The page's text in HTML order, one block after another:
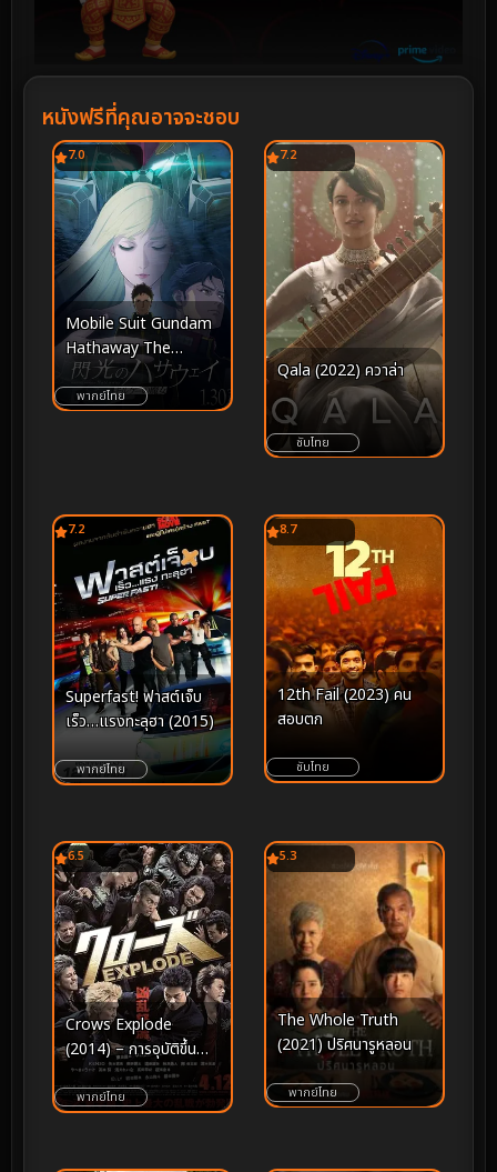
หนังฟรีที่คุณอาจจะชอบ
7.0
Mobile Suit Gundam
Hathaway The
Sorcery of Nymph
Circe (2026) โมบิลสูท
พากย์ไทย
7.2
Qala (2022) ควาล่า
ซับไทย
7.2
Superfast! ฟาสต์เจ็บ
เร็ว…แรงทะลุฮา (2015)
พากย์ไทย
8.7
12th Fail (2023) คน
สอบตก
ซับไทย
6.5
Crows Explode
(2014) – การอุบัติขึ้น
ของยุคสมัยใหม่ และ
สงครามชิงบัลลังก์เหนือ
พากย์ไทย
5.3
The Whole Truth
(2021) ปริศนารูหลอน
พากย์ไทย